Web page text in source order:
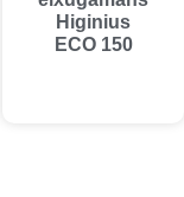
Higinius
ECO 150